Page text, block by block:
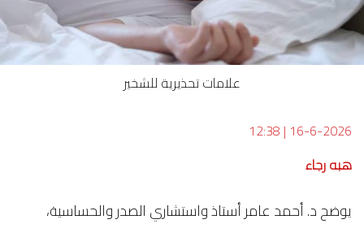
علامات تحذيرية للشخير
16-6-2026
|
12:38
هبه رجاء
يوضح د. أحمد عامر أستاذ واستشاري الصدر والحساسية،